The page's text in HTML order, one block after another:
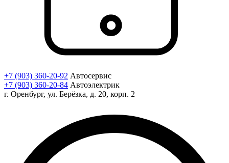
+7 (903) 360-20-92 Автосервис
+7 (903) 360-20-84 Автоэлектрик
г. Оренбург, ул. Берёзка, д. 20, корп. 2